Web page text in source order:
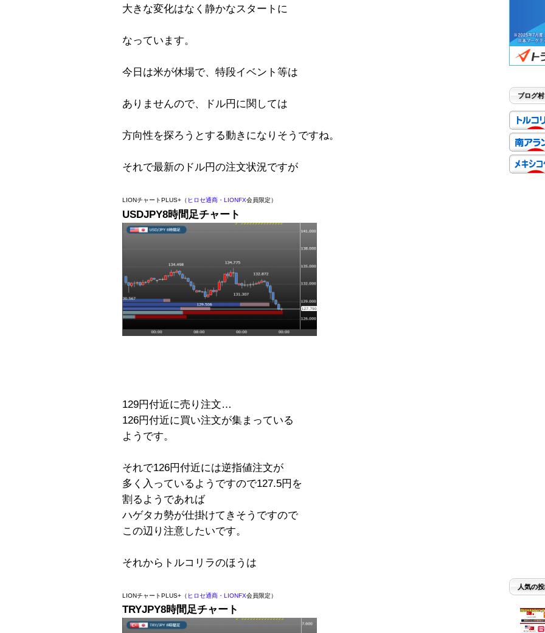
大きな変化はなく静かなスタートに
なっています。
今日は米が休場で、特段イベント等は
ありませんので、ドル円に関しては
方向性を探ろうとする動きになりそうですね。
それで最新のドル円の注文状況ですが
LIONチャートPLUS+（ ヒロセ通商・LIONFX会員限定）
USDJPY8時間足チャート
129円付近に売り注文…
126円付近に買い注文が集まっている
ようです。
それで126円付近には逆指値注文が
多く入っているようですので127.5円を
割るようであれば
ハゲタカ勢が仕掛けてきそうですので
この辺り注意したいです。
それからトルコリラのほうは
LIONチャートPLUS+（ ヒロセ通商・LIONFX会員限定）
TRYJPY8時間足チャート
ブログ村
人気の